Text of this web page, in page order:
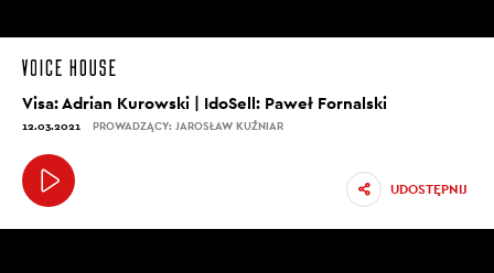
Visa: Adrian Kurowski | IdoSell: Paweł Fornalski
12.03.2021 PROWADZĄCY: JAROSŁAW KUŹNIAR
UDOSTĘPNIJ